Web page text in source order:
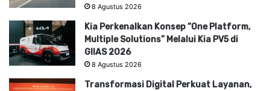
8 Agustus 2026
Kia Perkenalkan Konsep “One Platform,
Multiple Solutions” Melalui Kia PV5 di
GIIAS 2026
8 Agustus 2026
Transformasi Digital Perkuat Layanan,